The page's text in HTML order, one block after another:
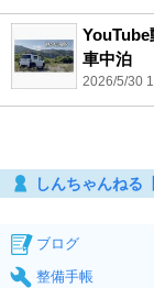
YouTube
車中泊
2026/5/30
しんちゃんねる
ブログ
整備手帳